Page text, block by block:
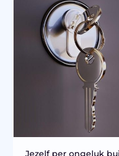
Jezelf per ongeluk